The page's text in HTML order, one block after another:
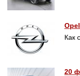
Как
20